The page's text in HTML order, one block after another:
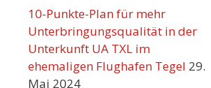
10-Punkte-Plan für mehr
Unterbringungsqualität in der
Unterkunft UA TXL im
ehemaligen Flughafen Tegel 29.
Mai 2024